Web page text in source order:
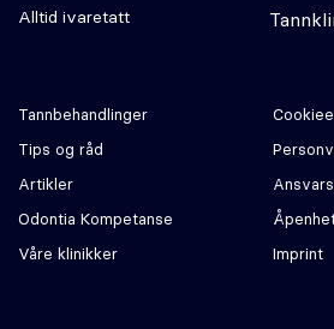
Alltid ivaretatt
Tannbehandlinger
Tips og råd
Artikler
Odontia Kompetanse
Våre klinikker Imprint